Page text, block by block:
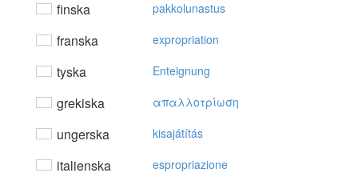
finska pakkolunastus
franska expropriation
tyska Enteignung
grekiska απαλλoτρίωση
ungerska kisajátítás
italienska espropriazione